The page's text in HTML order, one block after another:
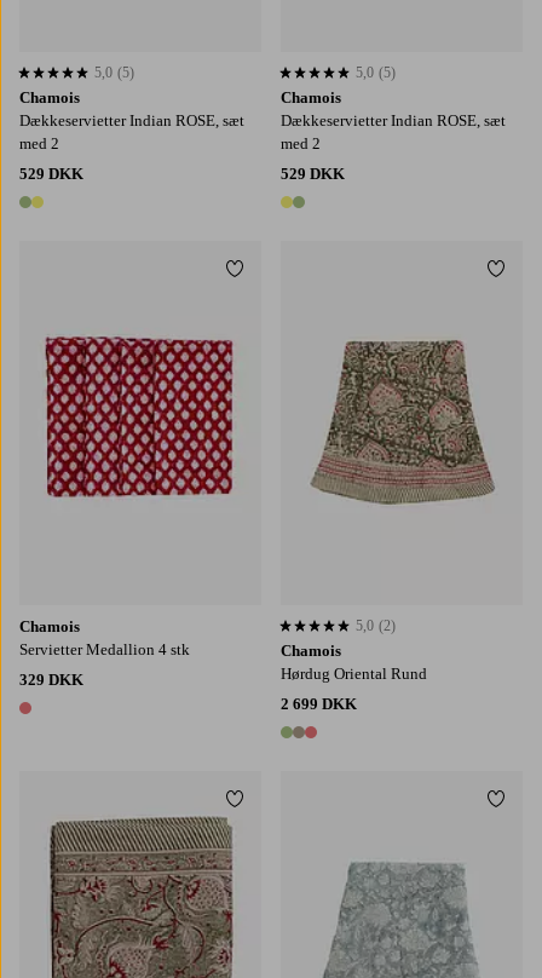
Chamois
Dækkeservietter Indian ROSE, sæt
med 2
529 DKK
2 farver
5,0 baseret på 5 bedømmelser
5,0 (5)
Chamois
Dækkeservietter Indian ROSE, sæt
med 2
529 DKK
2 farver
5,0 baseret på 5 bedømmelser
5,0 (5)
Chamois
Servietter Medallion 4 stk
329 DKK
1 farve
Tilføj til favoritter
Chamois
Hørdug Oriental Rund
2 699 DKK
3 farver
5,0 baseret på 2 bedømmelser
5,0 (2)
Tilføj til favoritter
150X230150X350170X270